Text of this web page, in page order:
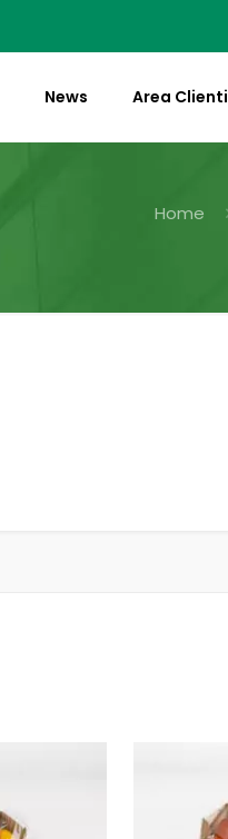
News Area Clienti
Home